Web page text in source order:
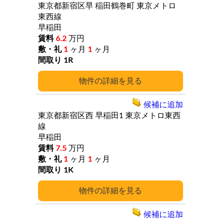
詳細
東京都新宿区早 稲田鶴巻町 東京メトロ
東西線
早稲田
6.2 万円
1 ヶ月 1 ヶ月
1R
詳細
東京都新宿区西 早稲田1 東京メトロ東西
線
早稲田
7.5 万円
1 ヶ月 1 ヶ月
1K
候補に追加
候補に追加